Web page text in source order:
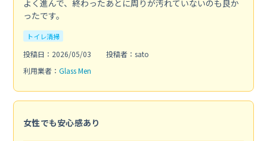
よく進んで、終わったあとに周りが汚れていないのも良か
ったです。
トイレ清掃
投稿日：2026/05/03
投稿者：sato
利用業者： Glass Men
女性でも安心感あり